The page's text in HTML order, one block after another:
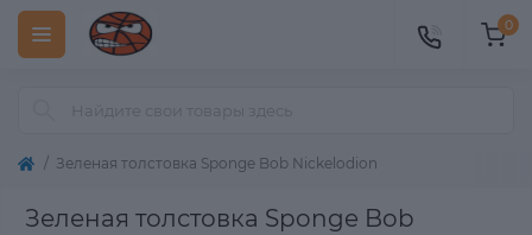
0
Зеленая толстовка Sponge Bob Nickelodion
Зеленая толстовка Sponge Bob